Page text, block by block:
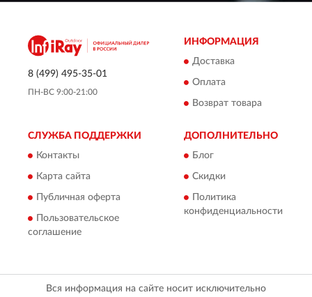
8 (499) 495-35-01
ПН-ВС 9:00-21:00
ИНФОРМАЦИЯ
Доставка
Оплата
Возврат товара
СЛУЖБА ПОДДЕРЖКИ
Контакты
Карта сайта
Публичная оферта
Пользовательское
соглашение
ДОПОЛНИТЕЛЬНО
Блог
Скидки
Политика
конфиденциальности
Вся информация на сайте носит исключительно